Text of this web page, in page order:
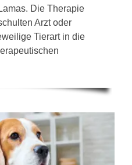
Die Therapie
Arzt oder
Tierart in die